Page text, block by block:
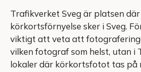
Trafikverket Sveg är platsen
körkortsförnyelse sker i Sveg.
viktigt att veta att
vilken fotograf som helst, utan i
lokaler där körkortsfotot tas